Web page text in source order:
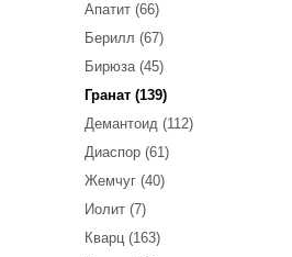
Апатит (66)
Берилл (67)
Бирюза (45)
Гранат (139)
Демантоид (112)
Диаспор (61)
Жемчуг (40)
Иолит (7)
Кварц (163)